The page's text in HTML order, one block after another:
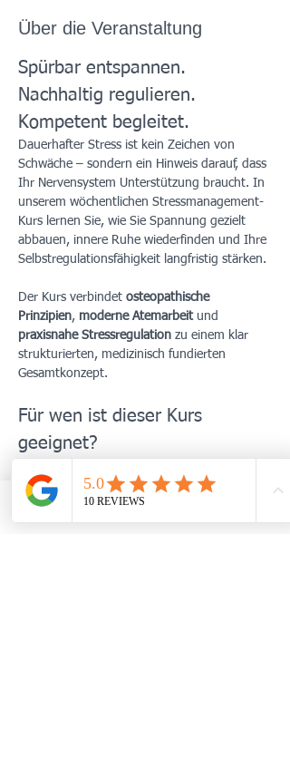
Über die Veranstaltung
Spürbar entspannen.
Nachhaltig regulieren.
Kompetent begleitet.
Dauerhafter Stress ist kein Zeichen von
Schwäche – sondern ein Hinweis darauf, dass
Ihr Nervensystem Unterstützung braucht. In
unserem wöchentlichen Stressmanagement-
Kurs lernen Sie, wie Sie Spannung gezielt
abbauen, innere Ruhe wiederfinden und Ihre
Selbstregulationsfähigkeit langfristig stärken.
Der Kurs verbindet osteopathische
Prinzipien, moderne Atemarbeit und
praxisnahe Stressregulation zu einem klar
strukturierten, medizinisch fundierten
Gesamtkonzept.
Für wen ist dieser Kurs
geeignet?
Erschöpfung oder innerer Unruhe
Patient:innen mit stressassoziierten
Beschwerden (z. B. Schlafprobleme,